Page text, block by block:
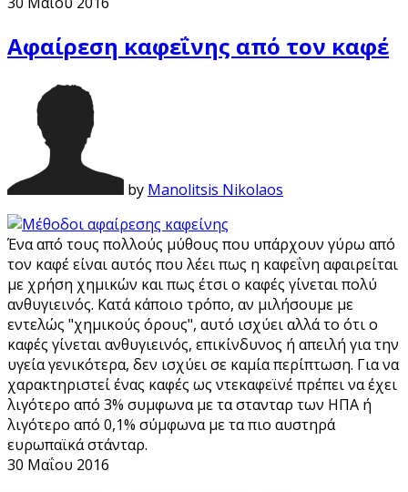
Αφαίρεση καφεΐνης από τον καφέ
by Manolitsis Nikolaos
Ένα από τους πολλούς μύθους που υπάρχουν γύρω από
τον καφέ είναι αυτός που λέει πως η καφεΐνη αφαιρείται
με χρήση χημικών και πως έτσι ο καφές γίνεται πολύ
ανθυγιεινός. Κατά κάποιο τρόπο, αν μιλήσουμε με
εντελώς "χημικούς όρους", αυτό ισχύει αλλά το ότι ο
καφές γίνεται ανθυγιεινός, επικίνδυνος ή απειλή για την
υγεία γενικότερα, δεν ισχύει σε καμία περίπτωση. Για να
χαρακτηριστεί ένας καφές ως ντεκαφεϊνέ πρέπει να έχει
λιγότερο από 3% συμφωνα με τα στανταρ των ΗΠΑ ή
λιγότερο από 0,1% σύμφωνα με τα πιο αυστηρά
ευρωπαϊκά στάνταρ.
30 Μαΐου 2016